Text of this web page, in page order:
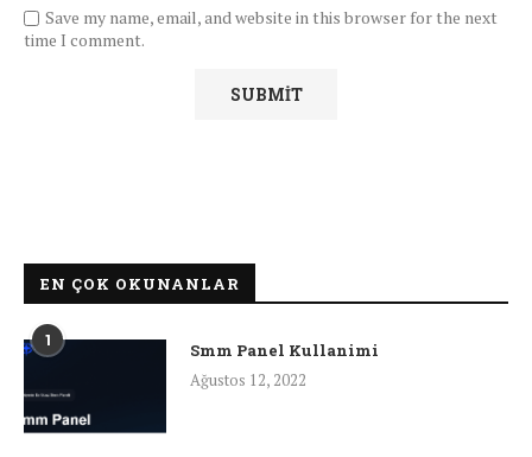
Save my name, email, and website in this browser for the next
time I comment.
EN ÇOK OKUNANLAR
1
Smm Panel Kullanimi
Ağustos 12, 2022